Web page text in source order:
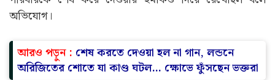
অভিযোগ।
আরও পড়ুন : শেষ করতে দেওয়া হল না গান, লন্ডনে
অরিজিতের শোতে যা কাণ্ড ঘটল… ক্ষোভে ফুঁসছেন ভক্তরা